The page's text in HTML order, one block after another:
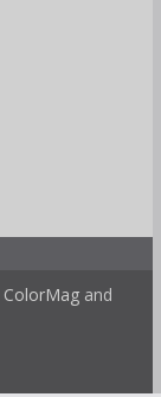
ColorMagand